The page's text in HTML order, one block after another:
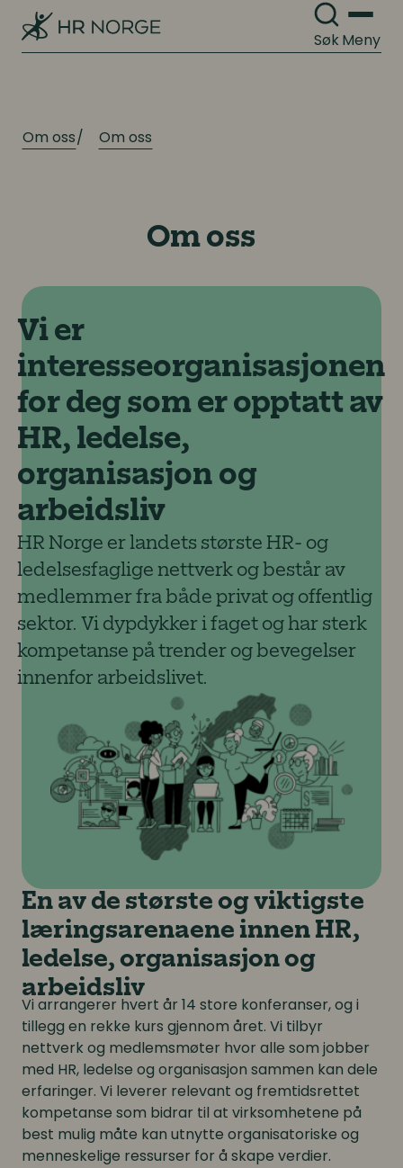
SøkMeny
Om oss Om oss
Om oss
Vi er
interesseorganisasjonen
for deg som er opptatt av
HR, ledelse,
organisasjon og
arbeidsliv
HR Norge er landets største HR- og
ledelsesfaglige nettverk og består av
medlemmer fra både privat og offentlig
sektor. Vi dypdykker i faget og har sterk
kompetanse på trender og bevegelser
innenfor arbeidslivet.
En av de største og viktigste
læringsarenaene innen HR,
ledelse, organisasjon og
arbeidsliv
Vi arrangerer hvert år 14 store konferanser, og i
tillegg en rekke kurs gjennom året. Vi tilbyr
nettverk og medlemsmøter hvor alle som jobber
med HR, ledelse og organisasjon sammen kan dele
erfaringer. Vi leverer relevant og fremtidsrettet
kompetanse som bidrar til at virksomhetene på
best mulig måte kan utnytte organisatoriske og
menneskelige ressurser for å skape verdier.